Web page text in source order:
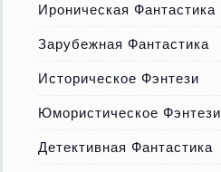
Ироническая Фантастика
Зарубежная Фантастика
Историческое Фэнтези
Юмористическое Фэнтези
Детективная Фантастика